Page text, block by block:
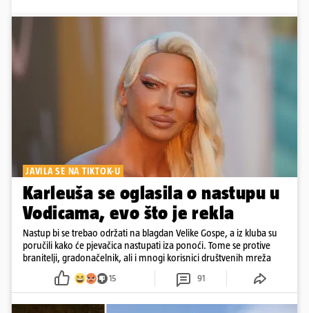
JAVILA SE NA TIKTOK-U
Karleuša se oglasila o nastupu u
Vodicama, evo što je rekla
Nastup bi se trebao održati na blagdan Velike Gospe, a iz kluba su
poručili kako će pjevačica nastupati iza ponoći. Tome se protive
branitelji, gradonačelnik, ali i mnogi korisnici društvenih mreža
15 91